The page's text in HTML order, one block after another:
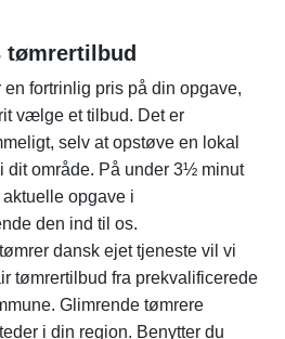
tømrertilbud
fortrinlig pris på din opgave,
vælge et tilbud. Det er
selv at opstøve en lokal
dit område. På under 3½ minut
opgave i
den ind til os.
dansk ejet tjeneste vil vi
tømrertilbud fra prekvalificerede
Glimrende tømrere
i din region. Benytter du